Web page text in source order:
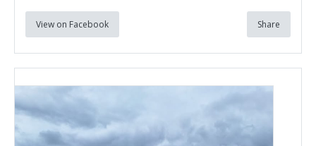
View on Facebook Share